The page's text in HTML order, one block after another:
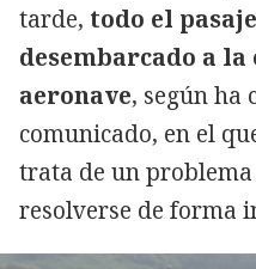
tarde, todo el
desembarcado a la
aeronave, según ha
comunicado, en el
trata de un
resolverse de forma